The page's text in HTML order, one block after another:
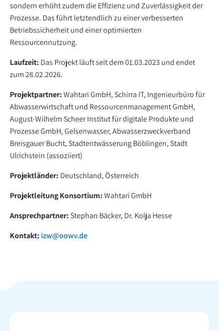
sondern erhöht zudem die Effizienz und Zuverlässigkeit der
Prozesse. Das führt letztendlich zu einer verbesserten
Betriebssicherheit und einer optimierten
Ressourcennutzung.
Laufzeit: Das Projekt läuft seit dem 01.03.2023 und endet
zum 28.02.2026.
Projektpartner:Wahtari GmbH, Schirra IT, Ingenieurbüro für
Abwasserwirtschaft und Ressourcenmanagement GmbH,
August-Wilhelm Scheer Institut für digitale Produkte und
Prozesse GmbH, Gelsenwasser, Abwasserzweckverband
Breisgauer Bucht, Stadtentwässerung Böblingen, Stadt
Ulrichstein (assoziiert)
Projektländer: Deutschland, Österreich
Projektleitung Konsortium:Wahtari GmbH
Ansprechpartner: Stephan Bäcker, Dr. Kolja Hesse
Kontakt: izw@oowv.de